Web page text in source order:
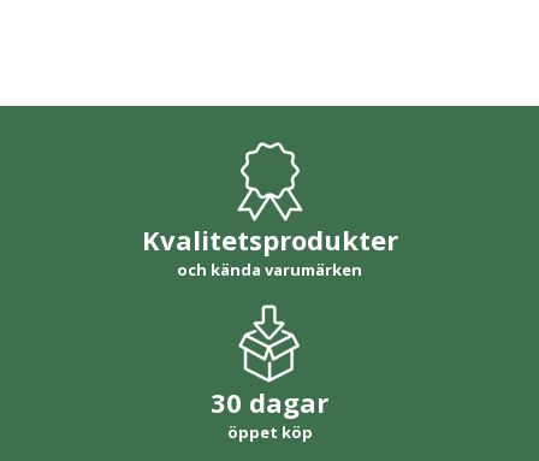
Kvalitetsprodukter
och kända varumärken
30 dagar
öppet köp